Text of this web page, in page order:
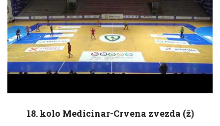
18. kolo Medicinar-Crvena zvezda (ž)